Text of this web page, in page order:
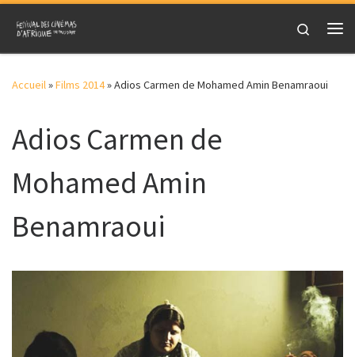
Skip to content
Search
Accueil»Films 2014»Adios Carmen de Mohamed Amin Benamraoui
Adios Carmen de
Mohamed Amin
Benamraoui